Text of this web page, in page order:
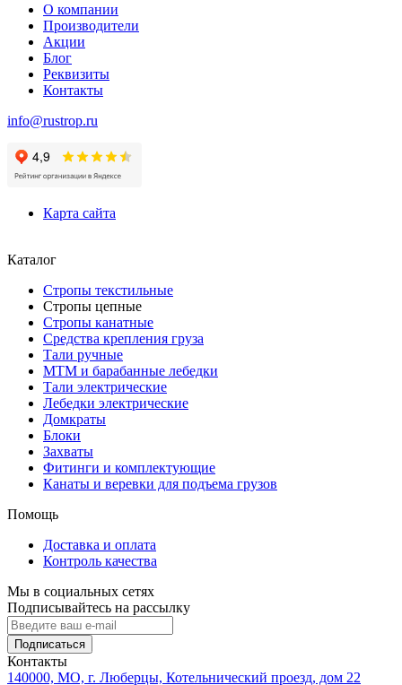
О компании
Производители
Акции
Блог
Реквизиты
Контакты
info@rustrop.ru
Карта сайта
Каталог
Стропы текстильные
Стропы цепные
Стропы канатные
Средства крепления груза
Тали ручные
МТМ и барабанные лебедки
Тали электрические
Лебедки электрические
Домкраты
Блоки
Захваты
Фитинги и комплектующие
Канаты и веревки для подъема грузов
Помощь
Доставка и оплата
Контроль качества
Мы в социальных сетях
Подписывайтесь на рассылку
Подписаться
Контакты
140000, МО, г. Люберцы, Котельнический проезд, дом 22